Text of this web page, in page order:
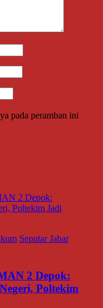
pada peramban ini
Seputar Jabar
2 Depok:
Poltekim